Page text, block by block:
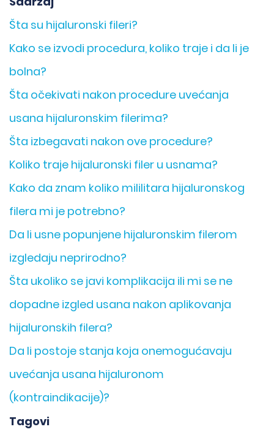
Šta su hijaluronski fileri?
Kako se izvodi procedura, koliko traje i da li je
bolna?
Šta očekivati nakon procedure uvećanja
usana hijaluronskim filerima?
Šta izbegavati nakon ove procedure?
Koliko traje hijaluronski filer u usnama?
Kako da znam koliko mililitara hijaluronskog
filera mi je potrebno?
Da li usne popunjene hijaluronskim filerom
izgledaju neprirodno?
Šta ukoliko se javi komplikacija ili mi se ne
dopadne izgled usana nakon aplikovanja
hijaluronskih filera?
Da li postoje stanja koja onemogućavaju
uvećanja usana hijaluronom
(kontraindikacije)?
Tagovi